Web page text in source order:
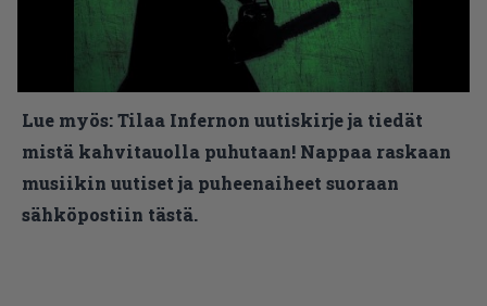
Lue myös:Tilaa Infernon uutiskirje ja tiedät
mistä kahvitauolla puhutaan! Nappaa raskaan
musiikin uutiset ja puheenaiheet suoraan
sähköpostiin tästä.